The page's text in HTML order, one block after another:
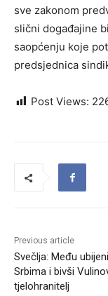
sve zakonom
slični događajine
saopćenju koje
predsjednica
Post Views:
Previous article
Svečlja: Među
Srbima i bivši
tjelohranitelj